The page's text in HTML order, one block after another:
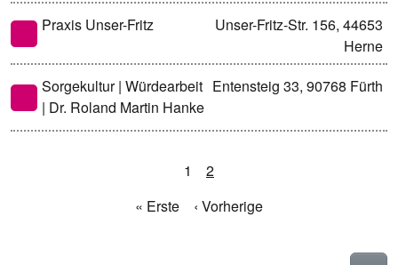
Praxis Unser-Fritz
Unser-Fritz-Str. 156, 44653
Herne
Sorgekultur | Würdearbeit
| Dr. Roland Martin Hanke
Entensteig 33, 90768 Fürth
1
2
« Erste
‹ Vorherige